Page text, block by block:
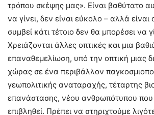
τρόπου σκέψης μας». Είναι βαθύτατο
να γίνει, δεν είναι εύκολο – αλλά
συμβεί κάτι τέτοιο δεν θα μπορέσει να
Χρειάζονται άλλες οπτικές και μια
επαναθεμελίωση, υπό την οπτική μιας
χώρας σε ένα περιβάλλον
γεωπολιτικής αναταραχής, τέταρτης
επανάστασης, νέου ανθρωπότυπου που
επιβληθεί. Πρέπει να στηριχτούμε